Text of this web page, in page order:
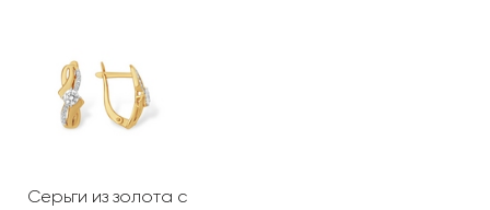
Серьги из золота с